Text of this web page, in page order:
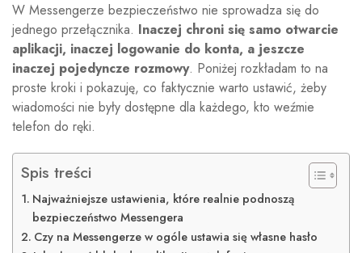
W Messengerze bezpieczeństwo nie sprowadza się do
jednego przełącznika. Inaczej chroni się samo otwarcie
aplikacji, inaczej logowanie do konta, a jeszcze
inaczej pojedyncze rozmowy. Poniżej rozkładam to na
proste kroki i pokazuję, co faktycznie warto ustawić, żeby
wiadomości nie były dostępne dla każdego, kto weźmie
telefon do ręki.
Spis treści
Najważniejsze ustawienia, które realnie podnoszą
bezpieczeństwo Messengera
Czy na Messengerze w ogóle ustawia się własne hasło